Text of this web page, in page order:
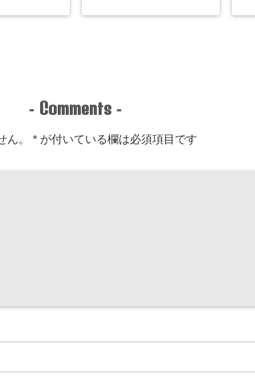
- Comments -
。 * が付いている欄は必須項目です